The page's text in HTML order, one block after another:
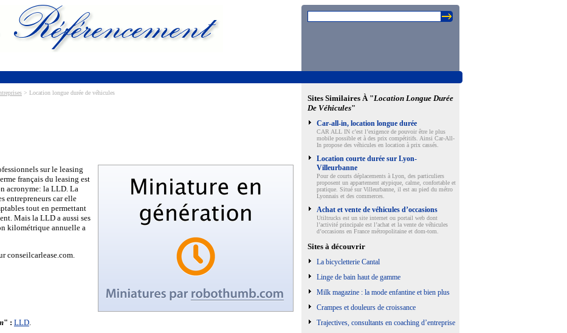
> Location longue durée de véhicules
sur le leasing
français du leasing est
acronyme: la LLD. La
entrepreneurs car elle
tout en permettant
Mais la LLD a aussi ses
kilométrique annuelle a
conseilcarlease.com.
" : LLD.
Sites Similaires À "Location Longue Durée
De Véhicules"
Car-all-in, location longue durée
CAR ALL IN c’est l’exigence de pouvoir être le plus
mobile possible et à des prix compétitifs. Ainsi Car-All-
In propose des véhicules en location à prix cassés.
Location courte durée sur Lyon-
Villeurbanne
Pour de courts déplacements à Lyon, des particuliers
proposent un appartement atypique, calme, confortable et
pratique. Situé sur Villeurbanne, il est au pied du métro
Lyonnais et des commerces.
Achat et vente de véhicules d’occasions
Utiltrucks est un site internet ou portail web dont
l’activité principale est l’achat et la vente de véhicules
d’occasions en France métropolitaine et dom-tom.
Sites à découvrir
La bicycletterie Cantal
Linge de bain haut de gamme
Milk magazine : la mode enfantine et bien plus
Crampes et douleurs de croissance
Trajectives, consultants en coaching d’entreprise